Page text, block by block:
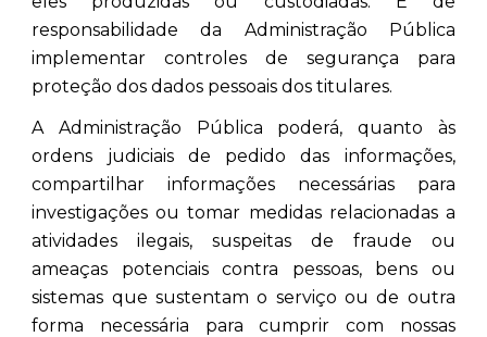
responsabilidade da Administração Pública
implementar controles de segurança para
proteção dos dados pessoais dos titulares.
A Administração Pública poderá, quanto às
ordens judiciais de pedido das informações,
compartilhar informações necessárias para
investigações ou tomar medidas relacionadas a
atividades ilegais, suspeitas de fraude ou
ameaças potenciais contra pessoas, bens ou
sistemas que sustentam o serviço ou de outra
forma necessária para cumprir com nossas